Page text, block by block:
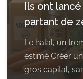
Ils ont
partant de
Le halal, un
estimé Créer
gros capital,